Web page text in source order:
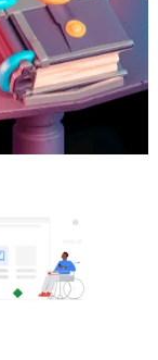
самых
Однако,
важно
в Google
…